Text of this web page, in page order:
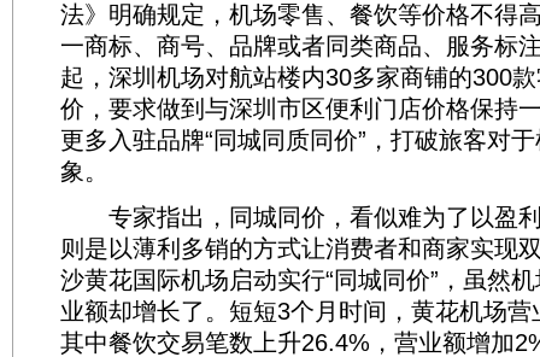
法》明确规定，机场零售、餐饮等价格不得
一商标、商号、品牌或者同类商品、服务标
起，深圳机场对航站楼内30多家商铺的300
价，要求做到与深圳市区便利门店价格保持
更多入驻品牌“同城同质同价”，打破旅客对
象。
专家指出，同城同价，看似难为了以盈
则是以薄利多销的方式让消费者和商家实现
沙黄花国际机场启动实行“同城同价”，虽然
业额却增长了。短短3个月时间，黄花机场
其中餐饮交易笔数上升26.4%，营业额增加